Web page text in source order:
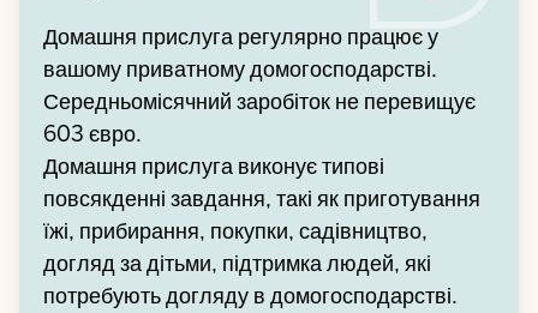
Домашня прислуга регулярно працює у
вашому приватному домогосподарстві.
Середньомісячний заробіток не перевищує
603 євро.
Домашня прислуга виконує типові
повсякденні завдання, такі як приготування
їжі, прибирання, покупки, садівництво,
догляд за дітьми, підтримка людей, які
потребують догляду в домогосподарстві.